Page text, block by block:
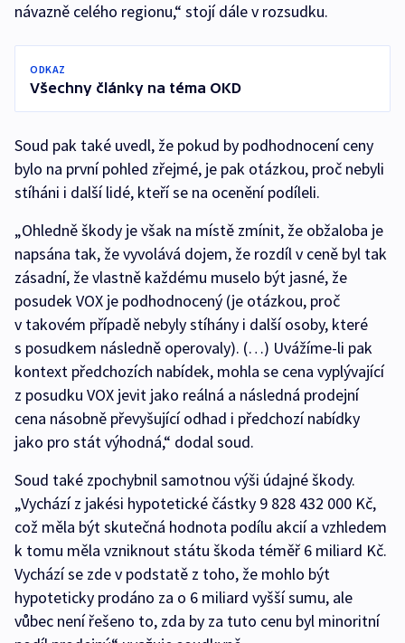
návazně celého regionu,“ stojí dále v rozsudku.
ODKAZ
Všechny články na téma OKD
Soud pak také uvedl, že pokud by podhodnocení ceny
bylo na první pohled zřejmé, je pak otázkou, proč nebyli
stíháni i další lidé, kteří se na ocenění podíleli.
„Ohledně škody je však na místě zmínit, že obžaloba je
napsána tak, že vyvolává dojem, že rozdíl v ceně byl tak
zásadní, že vlastně každému muselo být jasné, že
posudek VOX je podhodnocený (je otázkou, proč
v takovém případě nebyly stíhány i další osoby, které
s posudkem následně operovaly). (…) Uvážíme-li pak
kontext předchozích nabídek, mohla se cena vyplývající
z posudku VOX jevit jako reálná a následná prodejní
cena násobně převyšující odhad i předchozí nabídky
jako pro stát výhodná,“ dodal soud.
Soud také zpochybnil samotnou výši údajné škody.
„Vychází z jakési hypotetické částky 9 828 432 000 Kč,
což měla být skutečná hodnota podílu akcií a vzhledem
k tomu měla vzniknout státu škoda téměř 6 miliard Kč.
Vychází se zde v podstatě z toho, že mohlo být
hypoteticky prodáno za o 6 miliard vyšší sumu, ale
vůbec není řešeno to, zda by za tuto cenu byl minoritní